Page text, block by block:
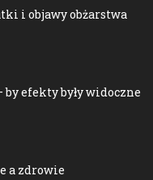
i objawy obżarstwa
efekty były widoczne
a zdrowie